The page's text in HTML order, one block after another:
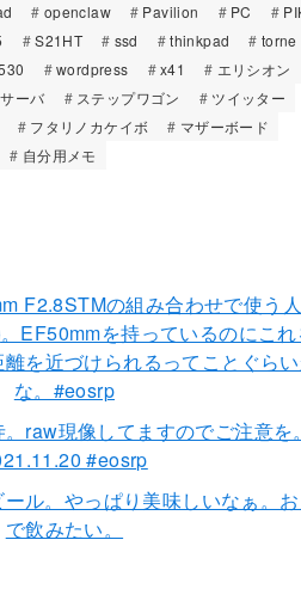
openclaw Pavilion PC
S21HT ssd thinkpad
torne
wordpress x41
エリシオン
サーバ ステップワゴン
ツイッター
フタリノカケイボ
マザーボード
自分用メモ